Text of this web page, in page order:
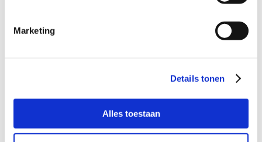
Marketing
Details tonen
Alles toestaan

contactformulier